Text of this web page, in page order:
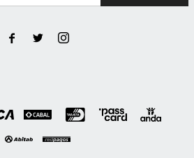
  